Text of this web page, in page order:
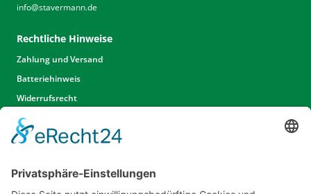
info@stavermann.de
Rechtliche Hinweise
Zahlung und Versand
Batteriehinweis
Widerrufsrecht
Widerrufsrecht Dienstleistungen
AGB
Unsere Website
Unser Angebot